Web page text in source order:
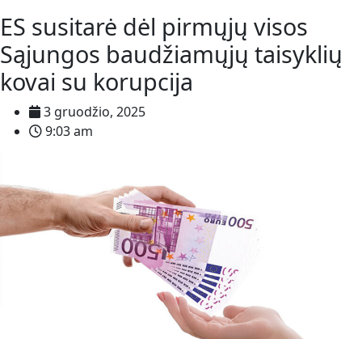
ES susitarė dėl pirmųjų visos
Sąjungos baudžiamųjų taisyklių
kovai su korupcija
3 gruodžio, 2025
9:03 am